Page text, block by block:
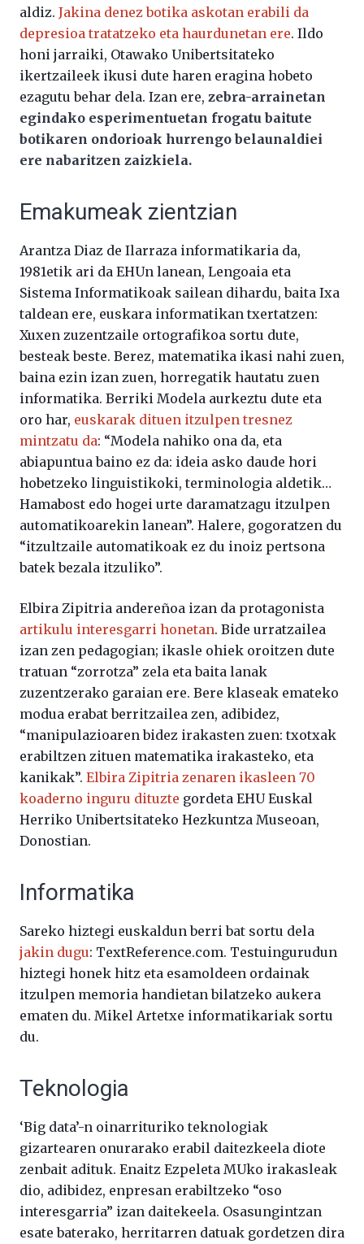
aldiz. Jakina denez botika askotan erabili da
depresioa tratatzeko eta haurdunetan ere. Ildo
honi jarraiki, Otawako Unibertsitateko
ikertzaileek ikusi dute haren eragina hobeto
ezagutu behar dela. Izan ere, zebra-arrainetan
egindako esperimentuetan frogatu baitute
botikaren ondorioak hurrengo belaunaldiei
ere nabaritzen zaizkiela.
Emakumeak zientzian
Arantza Diaz de Ilarraza informatikaria da,
1981etik ari da EHUn lanean, Lengoaia eta
Sistema Informatikoak sailean dihardu, baita Ixa
taldean ere, euskara informatikan txertatzen:
Xuxen zuzentzaile ortografikoa sortu dute,
besteak beste. Berez, matematika ikasi nahi zuen,
baina ezin izan zuen, horregatik hautatu zuen
informatika. Berriki Modela aurkeztu dute eta
oro har, euskarak dituen itzulpen tresnez
mintzatu da: “Modela nahiko ona da, eta
abiapuntua baino ez da: ideia asko daude hori
hobetzeko linguistikoki, terminologia aldetik…
Hamabost edo hogei urte daramatzagu itzulpen
automatikoarekin lanean”. Halere, gogoratzen du
“itzultzaile automatikoak ez du inoiz pertsona
batek bezala itzuliko”.
Elbira Zipitria andereñoa izan da protagonista
artikulu interesgarri honetan. Bide urratzailea
izan zen pedagogian; ikasle ohiek oroitzen dute
tratuan “zorrotza” zela eta baita lanak
zuzentzerako garaian ere. Bere klaseak emateko
modua erabat berritzailea zen, adibidez,
“manipulazioaren bidez irakasten zuen: txotxak
erabiltzen zituen matematika irakasteko, eta
kanikak”. Elbira Zipitria zenaren ikasleen 70
koaderno inguru dituzte gordeta EHU Euskal
Herriko Unibertsitateko Hezkuntza Museoan,
Donostian.
Informatika
Sareko hiztegi euskaldun berri bat sortu dela
jakin dugu: TextReference.com. Testuingurudun
hiztegi honek hitz eta esamoldeen ordainak
itzulpen memoria handietan bilatzeko aukera
ematen du. Mikel Artetxe informatikariak sortu
du.
Teknologia
‘Big data’-n oinarrituriko teknologiak
gizartearen onurarako erabil daitezkeela diote
zenbait adituk. Enaitz Ezpeleta MUko irakasleak
dio, adibidez, enpresan erabiltzeko “oso
interesgarria” izan daitekeela. Osasungintzan
esate baterako, herritarren datuak gordetzen dira